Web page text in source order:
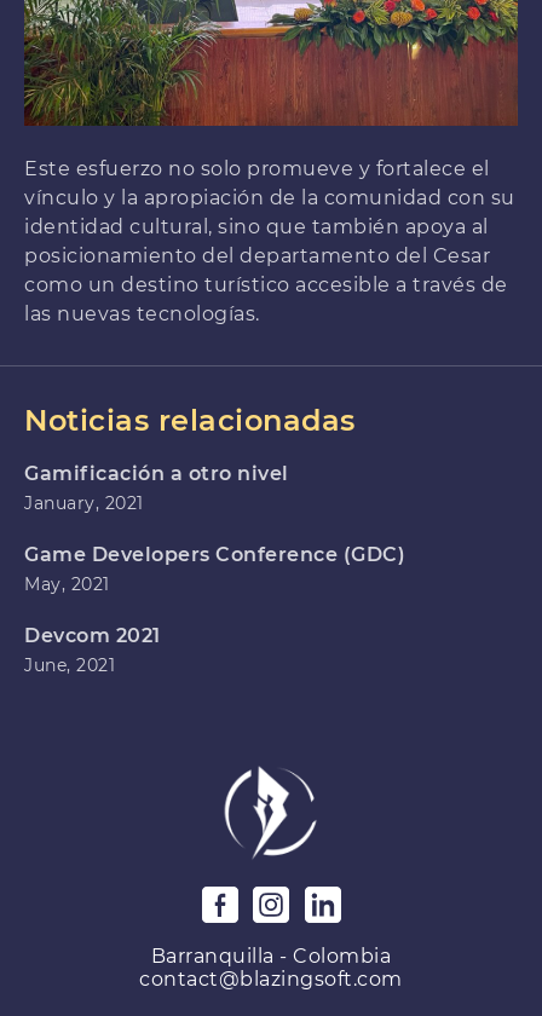
Este esfuerzo no solo promueve y fortalece el
vínculo y la apropiación de la comunidad con su
identidad cultural, sino que también apoya al
posicionamiento del departamento del Cesar
como un destino turístico accesible a través de
las nuevas tecnologías.
Noticias relacionadas
Gamificación a otro nivel
January, 2021
Game Developers Conference (GDC)
May, 2021
Devcom 2021
June, 2021
Barranquilla - Colombia
contact@blazingsoft.com